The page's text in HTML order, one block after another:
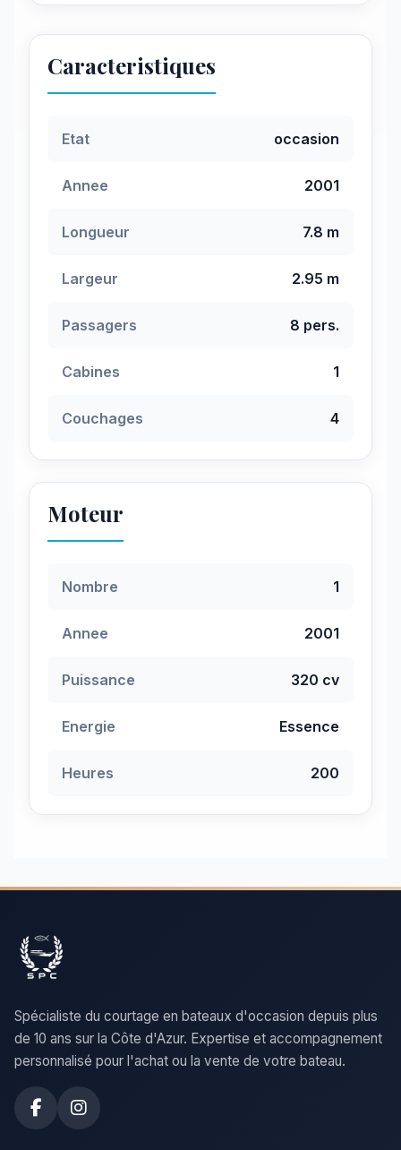
Caracteristiques
Etat occasion
Annee 2001
Longueur 7.8 m
Largeur 2.95 m
Passagers 8 pers.
Cabines 1
Couchages 4
Moteur
Nombre 1
Annee 2001
Puissance 320 cv
Energie Essence
Heures 200
Spécialiste du courtage en bateaux d'occasion depuis plus
de 10 ans sur la Côte d'Azur. Expertise et accompagnement
personnalisé pour l'achat ou la vente de votre bateau.